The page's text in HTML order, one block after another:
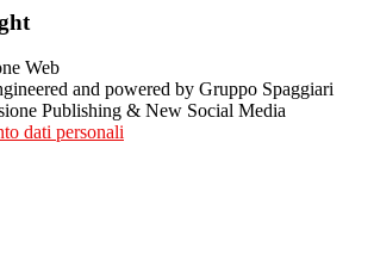
and powered by Gruppo Spaggiari
Publishing & New Social Media
dati personali